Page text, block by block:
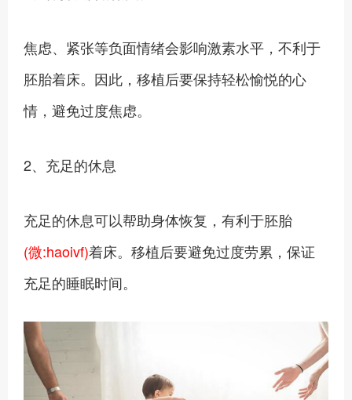
焦虑、紧张等负面情绪会影响激素水平，不利于
胚胎着床。因此，移植后要保持轻松愉悦的心
情，避免过度焦虑。
2、充足的休息
充足的休息可以帮助身体恢复，有利于胚胎
(微:haoivf)着床。移植后要避免过度劳累，保证
充足的睡眠时间。